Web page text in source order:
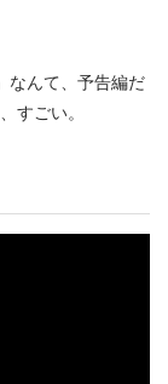
なんて、予告編だ
すごい。